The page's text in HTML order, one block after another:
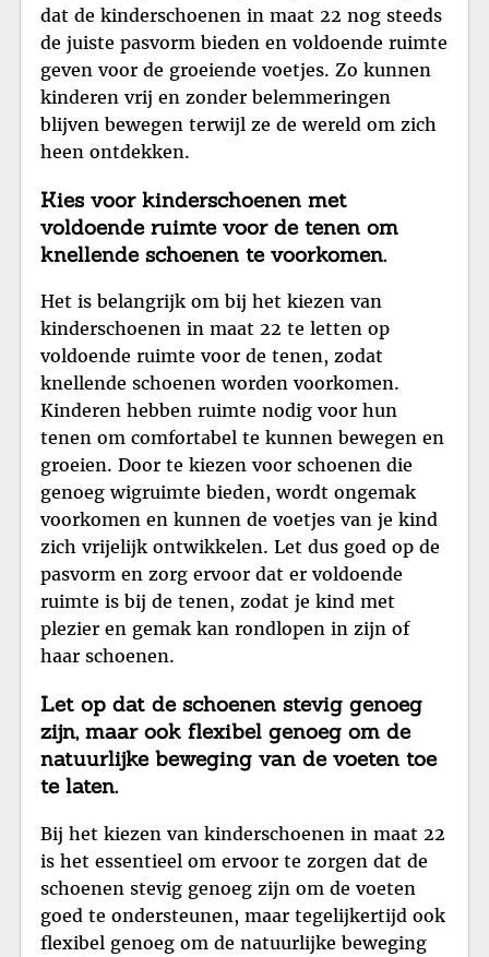
dat de kinderschoenen in maat 22 nog steeds
de juiste pasvorm bieden en voldoende ruimte
geven voor de groeiende voetjes. Zo kunnen
kinderen vrij en zonder belemmeringen
blijven bewegen terwijl ze de wereld om zich
heen ontdekken.
Kies voor kinderschoenen met
voldoende ruimte voor de tenen om
knellende schoenen te voorkomen.
Het is belangrijk om bij het kiezen van
kinderschoenen in maat 22 te letten op
voldoende ruimte voor de tenen, zodat
knellende schoenen worden voorkomen.
Kinderen hebben ruimte nodig voor hun
tenen om comfortabel te kunnen bewegen en
groeien. Door te kiezen voor schoenen die
genoeg wigruimte bieden, wordt ongemak
voorkomen en kunnen de voetjes van je kind
zich vrijelijk ontwikkelen. Let dus goed op de
pasvorm en zorg ervoor dat er voldoende
ruimte is bij de tenen, zodat je kind met
plezier en gemak kan rondlopen in zijn of
haar schoenen.
Let op dat de schoenen stevig genoeg
zijn, maar ook flexibel genoeg om de
natuurlijke beweging van de voeten toe
te laten.
Bij het kiezen van kinderschoenen in maat 22
is het essentieel om ervoor te zorgen dat de
schoenen stevig genoeg zijn om de voeten
goed te ondersteunen, maar tegelijkertijd ook
flexibel genoeg om de natuurlijke beweging